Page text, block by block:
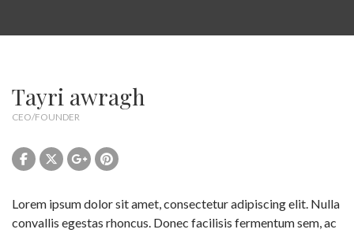
Tayri awragh
CEO/FOUNDER
Lorem ipsum dolor sit amet, consectetur adipiscing elit. Nulla
convallis egestas rhoncus. Donec facilisis fermentum sem, ac